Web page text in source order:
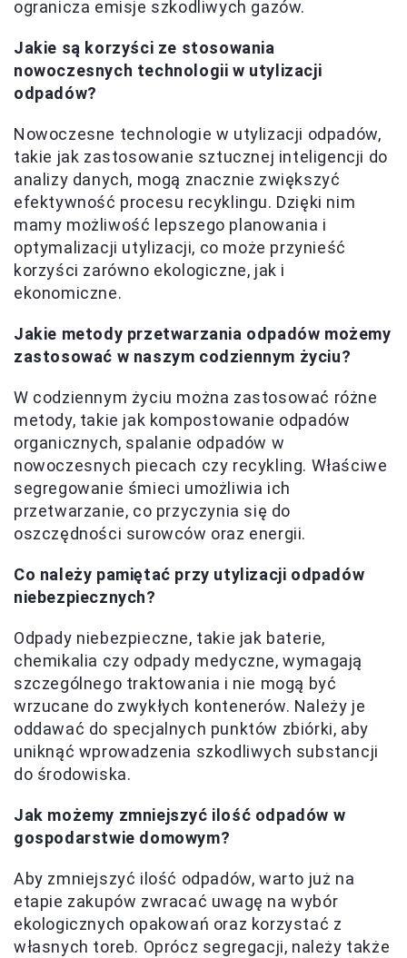
ogranicza emisje szkodliwych gazów.
Jakie są korzyści ze stosowania
nowoczesnych technologii w utylizacji
odpadów?
Nowoczesne technologie w utylizacji odpadów,
takie jak zastosowanie sztucznej inteligencji do
analizy danych, mogą znacznie zwiększyć
efektywność procesu recyklingu. Dzięki nim
mamy możliwość lepszego planowania i
optymalizacji utylizacji, co może przynieść
korzyści zarówno ekologiczne, jak i
ekonomiczne.
Jakie metody przetwarzania odpadów możemy
zastosować w naszym codziennym życiu?
W codziennym życiu można zastosować różne
metody, takie jak kompostowanie odpadów
organicznych, spalanie odpadów w
nowoczesnych piecach czy recykling. Właściwe
segregowanie śmieci umożliwia ich
przetwarzanie, co przyczynia się do
oszczędności surowców oraz energii.
Co należy pamiętać przy utylizacji odpadów
niebezpiecznych?
Odpady niebezpieczne, takie jak baterie,
chemikalia czy odpady medyczne, wymagają
szczególnego traktowania i nie mogą być
wrzucane do zwykłych kontenerów. Należy je
oddawać do specjalnych punktów zbiórki, aby
uniknąć wprowadzenia szkodliwych substancji
do środowiska.
Jak możemy zmniejszyć ilość odpadów w
gospodarstwie domowym?
Aby zmniejszyć ilość odpadów, warto już na
etapie zakupów zwracać uwagę na wybór
ekologicznych opakowań oraz korzystać z
własnych toreb. Oprócz segregacji, należy także